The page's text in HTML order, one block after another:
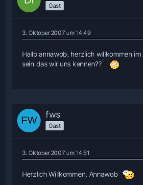
Gast
3. Oktober 2007 um 14:49
Hallo annawob, herzlich willkommen im
sein das wir uns kennen??
fws
Gast
3. Oktober 2007 um 14:51
Herzlich Willkommen, Annawob